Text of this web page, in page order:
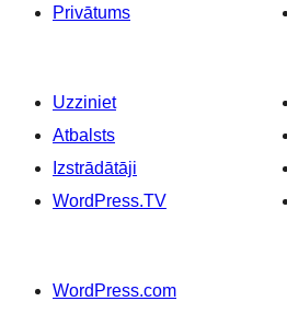
Privātums
Uzziniet
Atbalsts
Izstrādātāji
WordPress.TV
WordPress.com